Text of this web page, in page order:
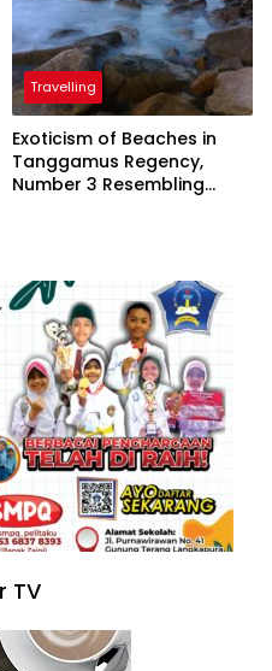
Travelling
Exoticism of Beaches in
Tanggamus Regency,
Number 3 Resembling
TV